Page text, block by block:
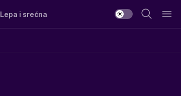
Lepa i srećna